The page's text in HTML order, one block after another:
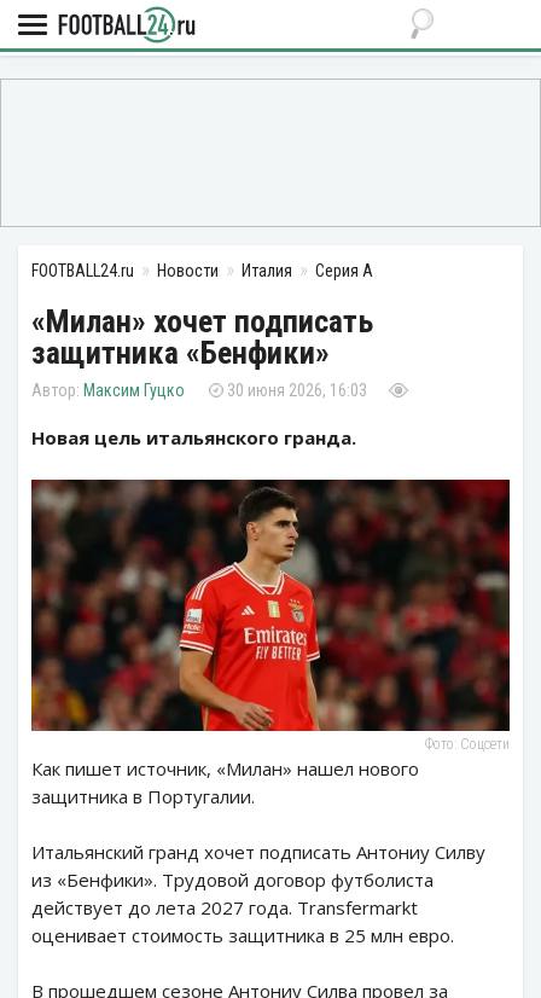
FOOTBALL24.ru Новости Италия Серия А
«Милан» хочет подписать
защитника «Бенфики»
Максим Гуцко 30 июня 2026, 16:03
Новая цель итальянского гранда.
Фото: Соцсети
Как пишет источник, «Милан» нашел нового
защитника в Португалии.
Итальянский гранд хочет подписать Антониу Силву
из «Бенфики». Трудовой договор футболиста
действует до лета 2027 года. Transfermarkt
оценивает стоимость защитника в 25 млн евро.
В прошедшем сезоне Антониу Силва провел за